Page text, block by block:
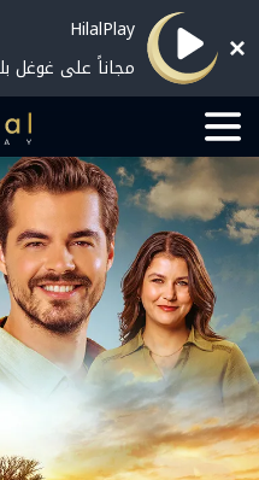
HilalPlay
مجاناً على غوغل